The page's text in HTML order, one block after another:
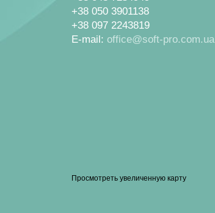
+38 050 3901138
+38 097 2243819
E-mail: office@soft-pro.com.ua
Просмотреть увеличенную карту